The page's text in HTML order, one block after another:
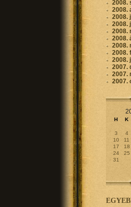
2008.
2008.
2008.
2008.
2008.
2008.
2008.
2008.
2008.
2007.
2007.
2007.
H K
3
4
10
11
17
18
24
25
31